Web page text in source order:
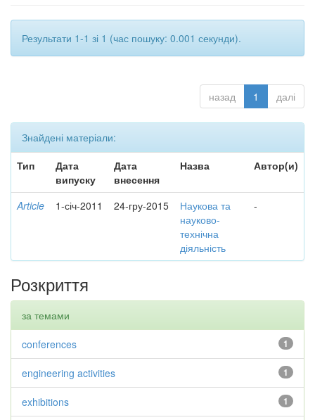
Результати 1-1 зі 1 (час пошуку: 0.001 секунди).
назад 1 далі
Знайдені матеріали:
Тип
Дата
випуску
Дата
внесення
Назва Автор(и)
Article 1-січ-2011 24-гру-2015
Наукова та
науково-
технічна
діяльність
-
Розкриття
за темами
1
conferences
1
engineering activities
1
exhibitions